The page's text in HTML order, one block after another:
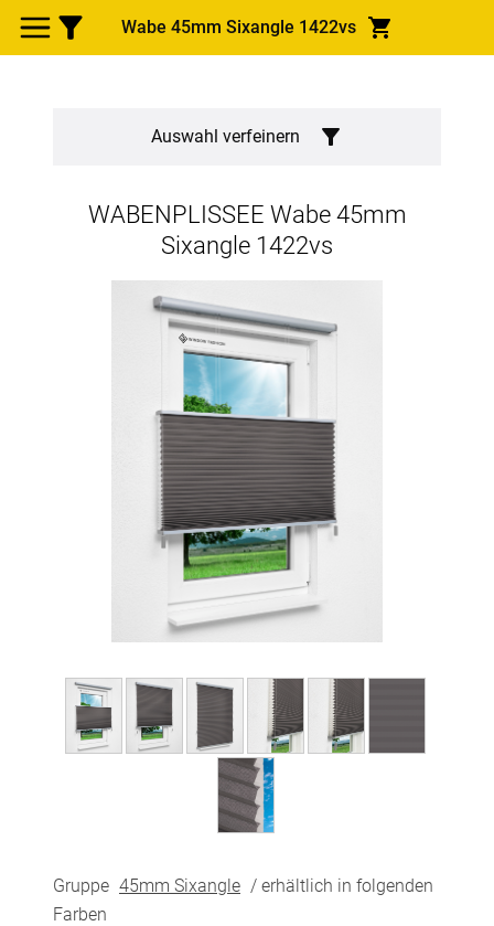
Wabe 45mm Sixangle 1422vs
Auswahl verfeinern
WABENPLISSEE Wabe 45mm
Sixangle 1422vs
Gruppe 45mm Sixangle / erhältlich in folgenden
Farben